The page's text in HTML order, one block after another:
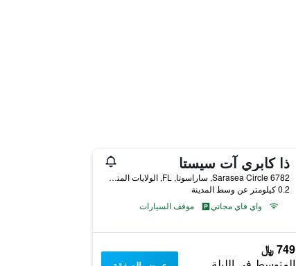
ذا كابري آت سيستا
6782 Sarasea Circle, ساراسوتا, FL, الولايات المتحدة الأميريكية
0.2 كيلومتر عن وسط المدينة
واي فاي مجاني
موقف السيارات
749 ﷼